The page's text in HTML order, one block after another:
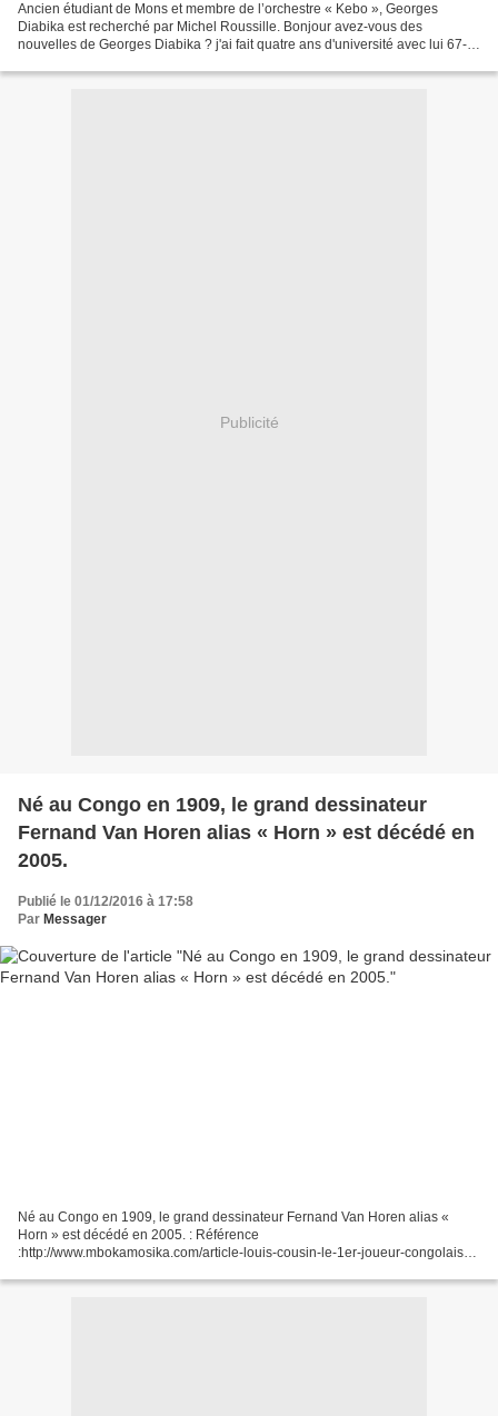
Ancien étudiant de Mons et membre de l’orchestre « Kebo », Georges
Diabika est recherché par Michel Roussille. Bonjour avez-vous des
nouvelles de Georges Diabika ? j'ai fait quatre ans d'université avec lui 67-
Publicité
Né au Congo en 1909, le grand dessinateur
Fernand Van Horen alias « Horn » est décédé en
2005.
Publié le 01/12/2016 à 17:58
Par Messager
Né au Congo en 1909, le grand dessinateur Fernand Van Horen alias «
Horn » est décédé en 2005. : Référence
:http://www.mbokamosika.com/article-louis-cousin-le-1er-joueur-congolais-a-